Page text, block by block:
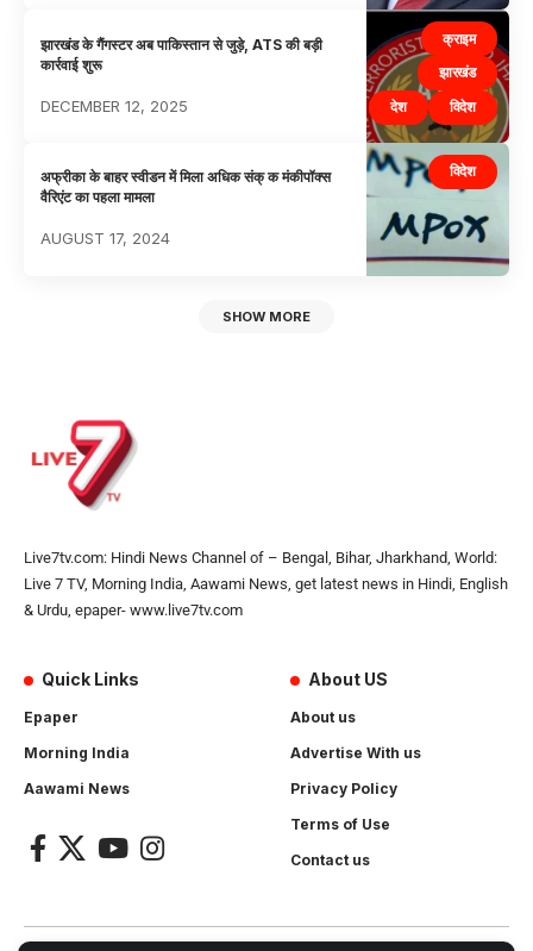
क्राइम
झारखंड
देश
विदेश
झारखंड के गैंगस्टर अब पाकिस्तान से जुड़े, ATS की बड़ी
कार्रवाई शुरू
DECEMBER 12, 2025
विदेश
अफ्रीका के बाहर स्वीडन में मिला अधिक संक् क मंकीपॉक्स
वैरिएंट का पहला मामला
AUGUST 17, 2024
SHOW MORE
Live7tv.com: Hindi News Channel of – Bengal, Bihar, Jharkhand, World:
Live 7 TV, Morning India, Aawami News, get latest news in Hindi, English
& Urdu, epaper- www.live7tv.com
Quick Links
Epaper
Morning India
Aawami News
About US
About us
Advertise With us
Privacy Policy
Terms of Use
Contact us